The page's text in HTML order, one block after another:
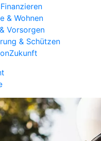
& Wohnen
Vorsorgen
& Schützen